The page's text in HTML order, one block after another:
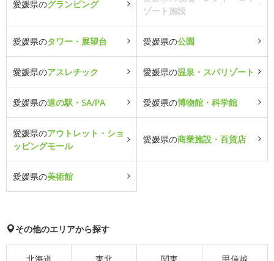
愛媛県のグランピング
ゾート施設
愛媛県のタワー・展望台 愛媛県の公園
愛媛県のアスレチック 愛媛県の温泉・スパリゾート
愛媛県の道の駅・SA/PA 愛媛県の博物館・科学館
愛媛県のアウトレット・ショ
ッピングモール
愛媛県の商業施設・百貨店
愛媛県の美術館
その他のエリアから探す
北海道 東北 関東 甲信越